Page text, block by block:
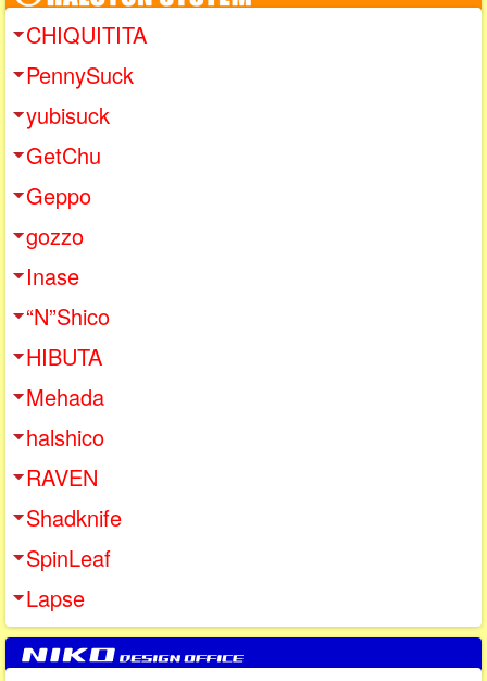
CHIQUITITA
PennySuck
yubisuck
GetChu
Geppo
gozzo
Inase
“N”Shico
HIBUTA
Mehada
halshico
RAVEN
Shadknife
SpinLeaf
Lapse